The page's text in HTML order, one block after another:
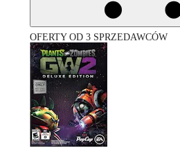
OFERTY OD 3 SPRZEDAWCÓW